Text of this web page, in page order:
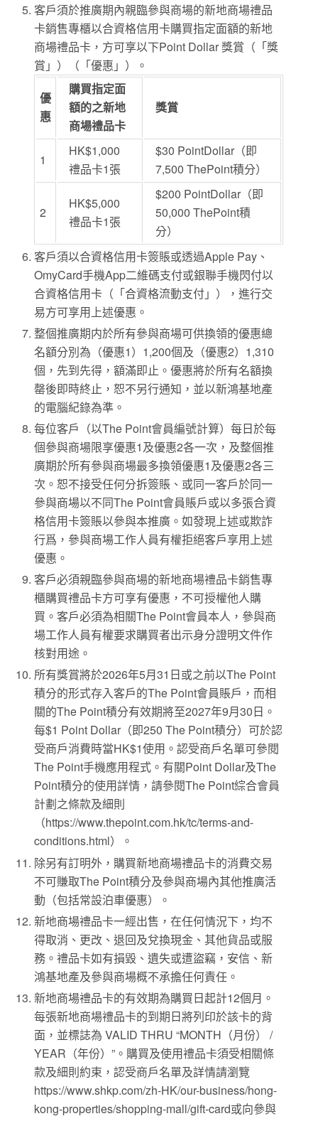
客戶須於推廣期內親臨參與商場的新地商場禮品
卡銷售專櫃以合資格信用卡購買指定面額的新地
商場禮品卡，方可享以下Point Dollar 獎賞（「獎
賞」）（「優惠」）。
優
惠
購買指定面
額的之新地
商場禮品卡
獎賞
1
HK$1,000
禮品卡1張
$30 PointDollar（即
7,500 ThePoint積分）
2
HK$5,000
禮品卡1張
$200 PointDollar（即
50,000 ThePoint積
分）
客戶須以合資格信用卡簽賬或透過Apple Pay、
OmyCard手機App二維碼支付或銀聯手機閃付以
合資格信用卡（「合資格流動支付」），進行交
易方可享用上述優惠。
整個推廣期内於所有參與商場可供換領的優惠總
名額分別為（優惠1）1,200個及（優惠2）1,310
個，先到先得，額滿即止。優惠將於所有名額換
罄後即時終止，恕不另行通知，並以新鴻基地產
的電腦紀錄為準。
每位客戶（以The Point會員編號計算）每日於每
個參與商場限享優惠1及優惠2各一次，及整個推
廣期於所有參與商場最多換領優惠1及優惠2各三
次。恕不接受任何分拆簽賬、或同一客戶於同一
參與商場以不同The Point會員賬戶或以多張合資
格信用卡簽賬以參與本推廣。如發現上述或欺詐
行爲，參與商場工作人員有權拒絕客戶享用上述
優惠。
客戶必須親臨參與商場的新地商場禮品卡銷售專
櫃購買禮品卡方可享有優惠，不可授權他人購
買。客戶必須為相關The Point會員本人，參與商
場工作人員有權要求購買者出示身分證明文件作
核對用途。
所有獎賞將於2026年5月31日或之前以The Point
積分的形式存入客戶的The Point會員賬戶，而相
關的The Point積分有效期將至2027年9月30日。
每$1 Point Dollar（即250 The Point積分）可於認
受商戶消費時當HK$1使用。認受商戶名單可參閱
The Point手機應用程式。有關Point Dollar及The
Point積分的使用詳情，請參閱The Point綜合會員
計劃之條款及細則
（https://www.thepoint.com.hk/tc/terms-and-
conditions.html）。
除另有訂明外，購買新地商場禮品卡的消費交易
不可賺取The Point積分及參與商場內其他推廣活
動（包括常設泊車優惠）。
新地商場禮品卡一經出售，在任何情況下，均不
得取消、更改、退回及兌換現金、其他貨品或服
務。禮品卡如有損毀、遺失或遭盜竊，安信、新
鴻基地產及參與商場概不承擔任何責任。
新地商場禮品卡的有效期為購買日起計12個月。
每張新地商場禮品卡的到期日將列印於該卡的背
面，並標誌為 VALID THRU “MONTH（月份） /
YEAR（年份）”。購買及使用禮品卡須受相關條
款及細則約束，認受商戶名單及詳情請瀏覽
https://www.shkp.com/zh-HK/our-business/hong-
kong-properties/shopping-mall/gift-card或向參與